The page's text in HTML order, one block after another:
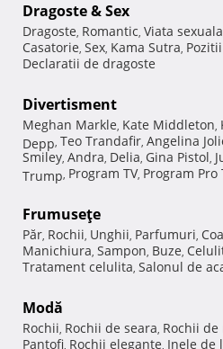
Dragoste & Sex
Dragoste, Romantic, Viata sexuala
Casatorie, Sex, Kama Sutra,
Declaratii de dragoste
Divertisment
Meghan Markle, Kate Middleton,
Depp, Teo Trandafir, Angelina
Smiley, Andra, Delia, Gina Pistol,
Trump, Program TV, Program Pro
Frumuseţe
Păr, Rochii, Unghii, Parfumuri,
Manichiura, Sampon, Buze,
Tratament celulita, Salonul de
Modă
Rochii, Rochii de seara, Rochii de
Pantofi, Rochii elegante, Inele de